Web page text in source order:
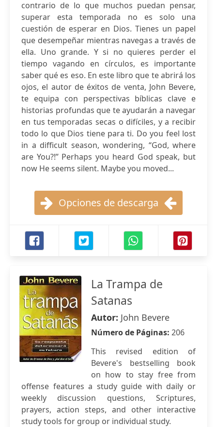
contrario de lo que muchos puedan pensar,
superar esta temporada no es solo una
cuestión de esperar en Dios. Tienes un papel
que desempeñar mientras navegas a través de
ella. Uno grande. Y si no quieres perder el
tiempo vagando en círculos, es importante
saber qué es eso. En este libro que te abrirá los
ojos, el autor de éxitos de venta, John Bevere,
te equipa con perspectivas bíblicas clave e
historias profundas que te ayudarán a navegar
en tus temporadas secas o difíciles, y a recibir
todo lo que Dios tiene para ti. Do you feel lost
in a difficult season, wondering, “God, where
are You?!” Perhaps you heard God speak, but
now He seems silent. Maybe you moved...
Opciones de descarga
La Trampa de
Satanas
Autor: John Bevere
Número de Páginas: 206
This revised edition of
Bevere's bestselling book
on how to stay free from
offense features a study guide with daily or
weekly discussion questions, Scriptures,
prayers, action steps, and other interactive
study tools for group or individual study.